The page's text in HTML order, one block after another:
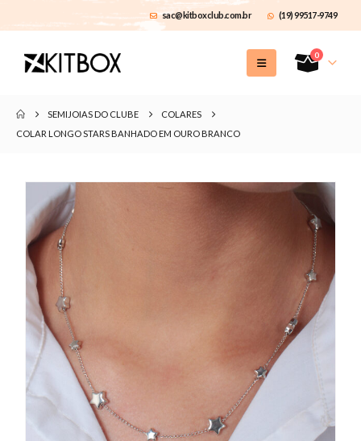
sac@kitboxclub.com.br (19) 99517-9749
0
SEMIJOIAS DO CLUBE
COLARES
COLAR LONGO STARS BANHADO EM OURO BRANCO